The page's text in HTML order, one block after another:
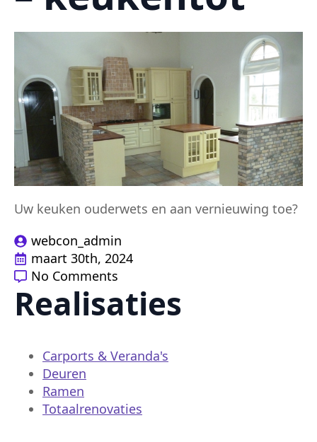
Uw keuken ouderwets en aan vernieuwing toe?
webcon_admin
maart 30th, 2024
No Comments
Realisaties
Carports & Veranda's
Deuren
Ramen
Totaalrenovaties